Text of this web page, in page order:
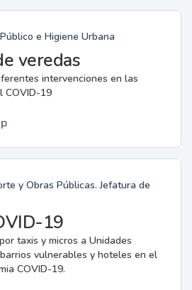
e Higiene Urbana
veredas
intervenciones en las
COVID-19
y Obras Públicas. Jefatura de
19
taxis y micros a Unidades
vulnerables y hoteles en el
COVID-19.